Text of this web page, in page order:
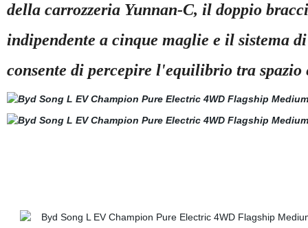
della carrozzeria Yunnan-C, il doppio
indipendente a cinque maglie e il sistema
consente di percepire l'equilibrio tra